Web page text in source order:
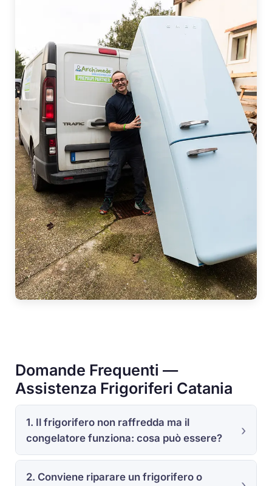
Domande Frequenti —
Assistenza Frigoriferi Catania
1. Il frigorifero non raffredda ma il
congelatore funziona: cosa può essere?
2. Conviene riparare un frigorifero o